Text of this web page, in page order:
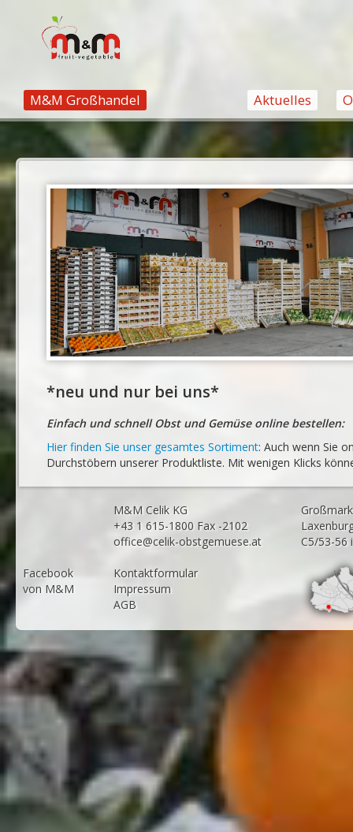
M&M Großhandel Aktuelles
*neu und nur bei uns*
Einfach und schnell Obst und Gemüse online bestellen:
Hier finden Sie unser gesamtes Sortiment: Auch wenn Sie
Durchstöbern unserer Produktliste. Mit wenigen Klicks
Facebook
von M&M
M&M Celik KG
+43 1 615-1800 Fax -2102
office@celik-obstgemuese.at
Kontaktformular
Impressum
AGB
C5/53-56